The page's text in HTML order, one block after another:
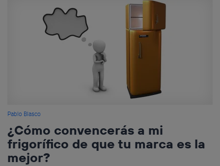
Pablo Blasco
¿Cómo convencerás a mi
frigorífico de que tu marca es la
mejor?